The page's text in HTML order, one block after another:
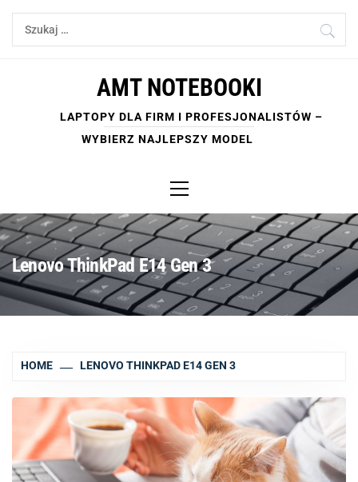
Skip
Szukaj:
AMT NOTEBOOKI
LAPTOPY DLA FIRM I PROFESJONALISTÓW –
WYBIERZ NAJLEPSZY MODEL
Menu
Lenovo ThinkPad E14 Gen 3
HOME LENOVO THINKPAD E14 GEN 3